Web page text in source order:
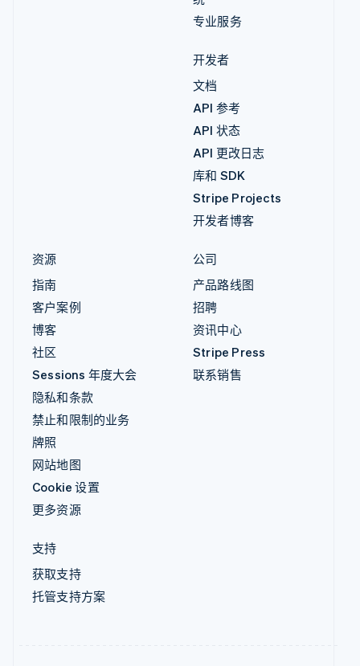
专业服务
开发者
文档
API 参考
API 状态
API 更改日志
库和 SDK
Stripe Projects
开发者博客
资源
指南
客户案例
博客
社区
Sessions 年度大会
隐私和条款
禁止和限制的业务
牌照
网站地图
Cookie 设置
更多资源
公司
产品路线图
招聘
资讯中心
Stripe Press
联系销售
支持
获取支持
托管支持方案